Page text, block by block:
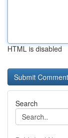
HTML is disabled
Search